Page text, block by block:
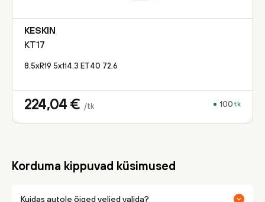
KESKIN
KT17
8.5xR19 5x114.3 ET40 72.6
224,04 € /tk 100 tk
Korduma kippuvad küsimused
Kuidas autole õiged veljed valida?